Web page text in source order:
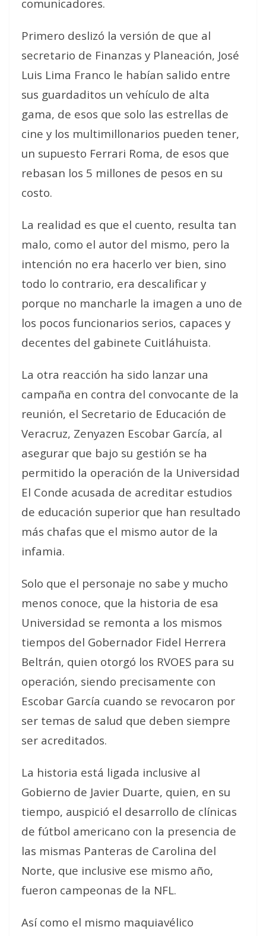
comunicadores.
Primero deslizó la versión de que al
secretario de Finanzas y Planeación, José
Luis Lima Franco le habían salido entre
sus guardaditos un vehículo de alta
gama, de esos que solo las estrellas de
cine y los multimillonarios pueden tener,
un supuesto Ferrari Roma, de esos que
rebasan los 5 millones de pesos en su
costo.
La realidad es que el cuento, resulta tan
malo, como el autor del mismo, pero la
intención no era hacerlo ver bien, sino
todo lo contrario, era descalificar y
porque no mancharle la imagen a uno de
los pocos funcionarios serios, capaces y
decentes del gabinete Cuitláhuista.
La otra reacción ha sido lanzar una
campaña en contra del convocante de la
reunión, el Secretario de Educación de
Veracruz, Zenyazen Escobar García, al
asegurar que bajo su gestión se ha
permitido la operación de la Universidad
El Conde acusada de acreditar estudios
de educación superior que han resultado
más chafas que el mismo autor de la
infamia.
Solo que el personaje no sabe y mucho
menos conoce, que la historia de esa
Universidad se remonta a los mismos
tiempos del Gobernador Fidel Herrera
Beltrán, quien otorgó los RVOES para su
operación, siendo precisamente con
Escobar García cuando se revocaron por
ser temas de salud que deben siempre
ser acreditados.
La historia está ligada inclusive al
Gobierno de Javier Duarte, quien, en su
tiempo, auspició el desarrollo de clínicas
de fútbol americano con la presencia de
las mismas Panteras de Carolina del
Norte, que inclusive ese mismo año,
fueron campeonas de la NFL.
Así como el mismo maquiavélico